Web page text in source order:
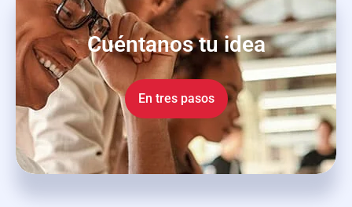
Cuéntanos tu idea
En tres pasos